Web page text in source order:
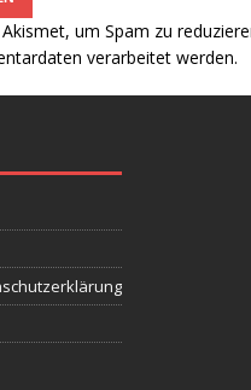
um Spam zu
verarbeitet werden.